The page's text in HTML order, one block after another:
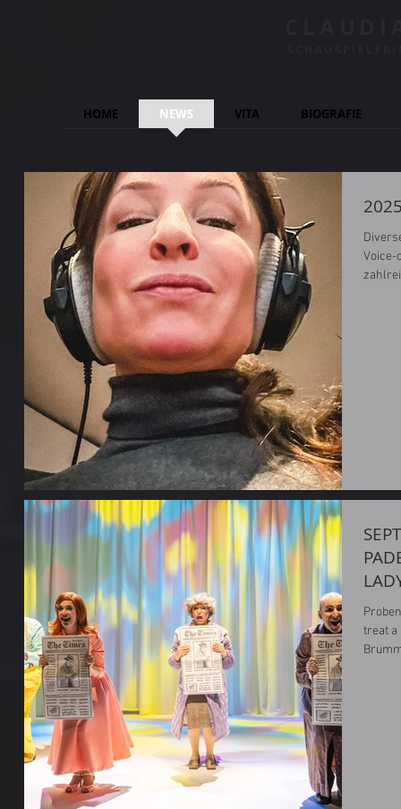
Voice-
treat a
HOME NEWS VITA BIOGRAFIE